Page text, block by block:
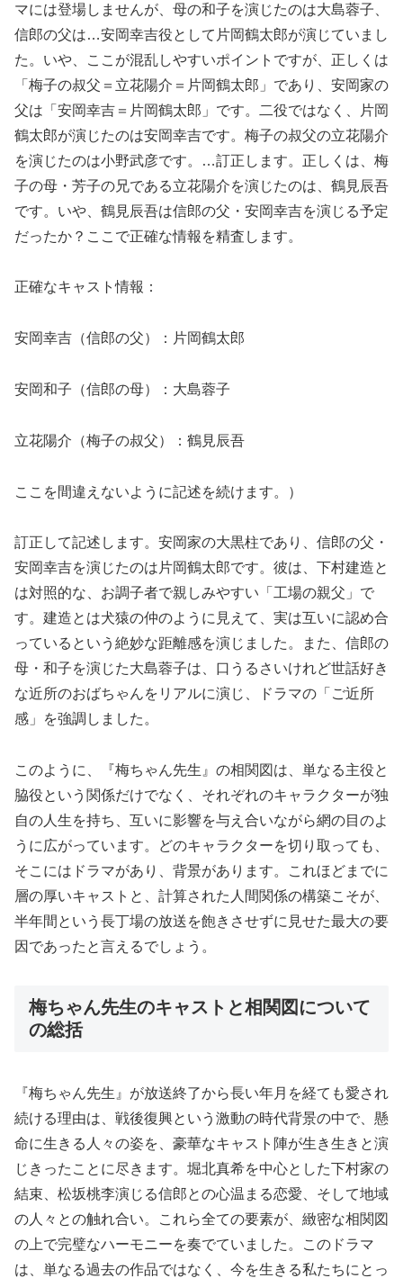
マには登場しませんが、母の和子を演じたのは大島蓉子、
信郎の父は…安岡幸吉役として片岡鶴太郎が演じていまし
た。いや、ここが混乱しやすいポイントですが、正しくは
「梅子の叔父＝立花陽介＝片岡鶴太郎」であり、安岡家の
父は「安岡幸吉＝片岡鶴太郎」です。二役ではなく、片岡
鶴太郎が演じたのは安岡幸吉です。梅子の叔父の立花陽介
を演じたのは小野武彦です。…訂正します。正しくは、梅
子の母・芳子の兄である立花陽介を演じたのは、鶴見辰吾
です。いや、鶴見辰吾は信郎の父・安岡幸吉を演じる予定
だったか？ここで正確な情報を精査します。
正確なキャスト情報：
安岡幸吉（信郎の父）：片岡鶴太郎
安岡和子（信郎の母）：大島蓉子
立花陽介（梅子の叔父）：鶴見辰吾
ここを間違えないように記述を続けます。）
訂正して記述します。安岡家の大黒柱であり、信郎の父・
安岡幸吉を演じたのは片岡鶴太郎です。彼は、下村建造と
は対照的な、お調子者で親しみやすい「工場の親父」で
す。建造とは犬猿の仲のように見えて、実は互いに認め合
っているという絶妙な距離感を演じました。また、信郎の
母・和子を演じた大島蓉子は、口うるさいけれど世話好き
な近所のおばちゃんをリアルに演じ、ドラマの「ご近所
感」を強調しました。
このように、『梅ちゃん先生』の相関図は、単なる主役と
脇役という関係だけでなく、それぞれのキャラクターが独
自の人生を持ち、互いに影響を与え合いながら網の目のよ
うに広がっています。どのキャラクターを切り取っても、
そこにはドラマがあり、背景があります。これほどまでに
層の厚いキャストと、計算された人間関係の構築こそが、
半年間という長丁場の放送を飽きさせずに見せた最大の要
因であったと言えるでしょう。
梅ちゃん先生のキャストと相関図について
の総括
『梅ちゃん先生』が放送終了から長い年月を経ても愛され
続ける理由は、戦後復興という激動の時代背景の中で、懸
命に生きる人々の姿を、豪華なキャスト陣が生き生きと演
じきったことに尽きます。堀北真希を中心とした下村家の
結束、松坂桃李演じる信郎との心温まる恋愛、そして地域
の人々との触れ合い。これら全ての要素が、緻密な相関図
の上で完璧なハーモニーを奏でていました。このドラマ
は、単なる過去の作品ではなく、今を生きる私たちにとっ